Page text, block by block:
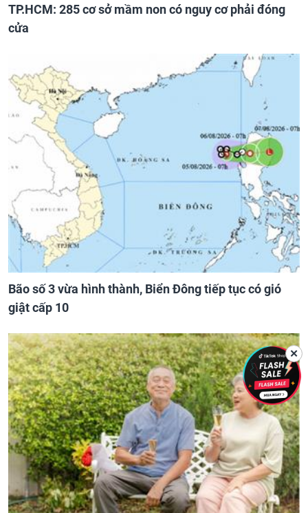
TP.HCM: 285 cơ sở mầm non có nguy cơ phải đóng
cửa
Bão số 3 vừa hình thành, Biển Đông tiếp tục có gió
giật cấp 10
✕